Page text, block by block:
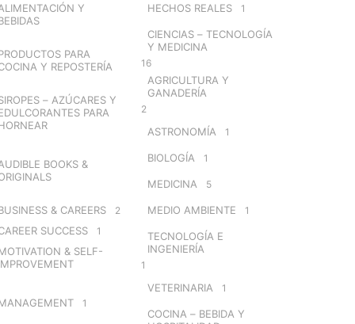
Y
PARA
Y REPOSTERÍA
– AZÚCARES Y
PARA
BOOKS &
& CAREERS 2
SUCCESS 1
& SELF-
1
HECHOS REALES 1
CIENCIAS – TECNOLOGÍA
Y MEDICINA
16
AGRICULTURA Y
GANADERÍA
2
ASTRONOMÍA 1
BIOLOGÍA 1
MEDICINA 5
MEDIO AMBIENTE 1
TECNOLOGÍA E
INGENIERÍA
1
VETERINARIA 1
COCINA – BEBIDA Y